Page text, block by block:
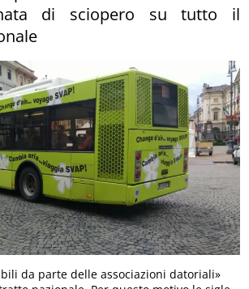
di sciopero su tutto il
da parte delle associazioni datoriali»